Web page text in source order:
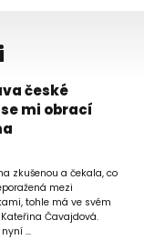
české
mi obrací
zkušenou a čekala, co
mezi
tohle má ve svém
Čavajdová.
...